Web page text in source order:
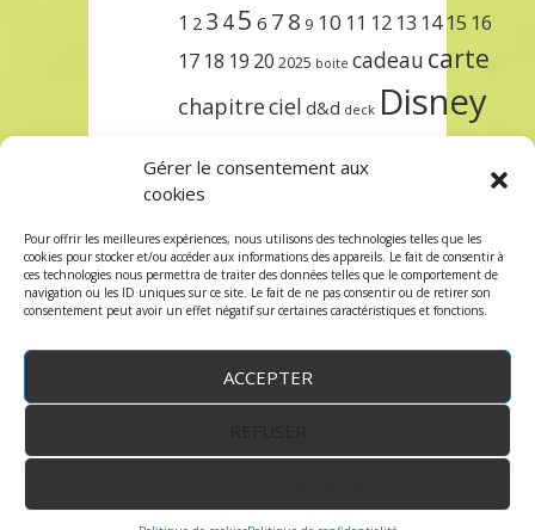
Gérer le consentement aux
cookies
Pour offrir les meilleures expériences, nous utilisons des technologies telles que les
cookies pour stocker et/ou accéder aux informations des appareils. Le fait de consentir à
ces technologies nous permettra de traiter des données telles que le comportement de
navigation ou les ID uniques sur ce site. Le fait de ne pas consentir ou de retirer son
consentement peut avoir un effet négatif sur certaines caractéristiques et fonctions.
ACCEPTER
1 2 3 45 6 7 8 9 10 11 12 13 14 15 16
17 18 19 20 2025 boite cadeau carte
chapitreciel d&d deck Disney
lorcana
protègeprécommandesetsleeve
terre trois unlockursula étincelant
Copyright © 2023 robindesjeux.com -Mentions